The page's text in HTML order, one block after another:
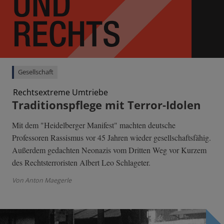
Gesellschaft
Rechtsextreme Umtriebe
Traditionspflege mit Terror-Idolen
Mit dem "Heidelberger Manifest" machten deutsche
Professoren Rassismus vor 45 Jahren wieder gesellschaftsfähig.
Außerdem gedachten Neonazis vom Dritten Weg vor Kurzem
des Rechtsterroristen Albert Leo Schlageter.
Von Anton Maegerle